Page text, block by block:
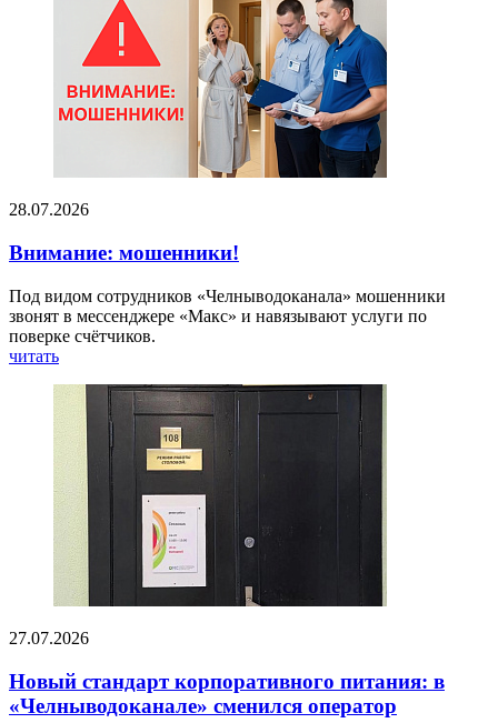
28.07.2026
Внимание: мошенники!
Под видом сотрудников «Челныводоканала» мошенники
звонят в мессенджере «Макс» и навязывают услуги по
поверке счётчиков.
читать
27.07.2026
Новый стандарт корпоративного питания: в
«Челныводоканале» сменился оператор